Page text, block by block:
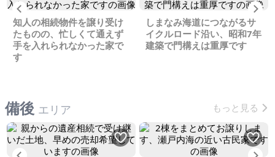
Previous
知人の相続物件を譲り受け
たものの、忙しくて通えず
手を入れられなかった家で
す
しまなみ海道につながるサ
イクルロード沿い、昭和7年
建築で門構えは重厚です
備後 エリア もっと見る